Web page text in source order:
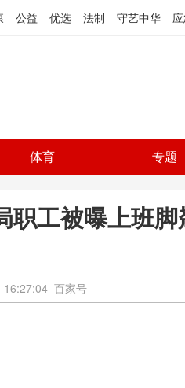
公益 优选 法制 守艺中华
体育 专题
职工被曝上班
16:27:04 百家号